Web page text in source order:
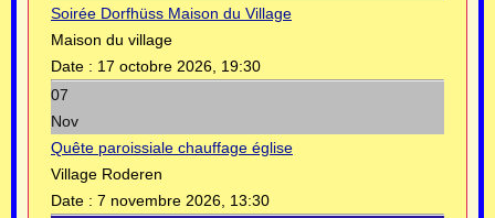
Soirée Dorfhüss Maison du Village
Maison du village
Date : 17 octobre 2026, 19:30
07
Nov
Quête paroissiale chauffage église
Village Roderen
Date : 7 novembre 2026, 13:30